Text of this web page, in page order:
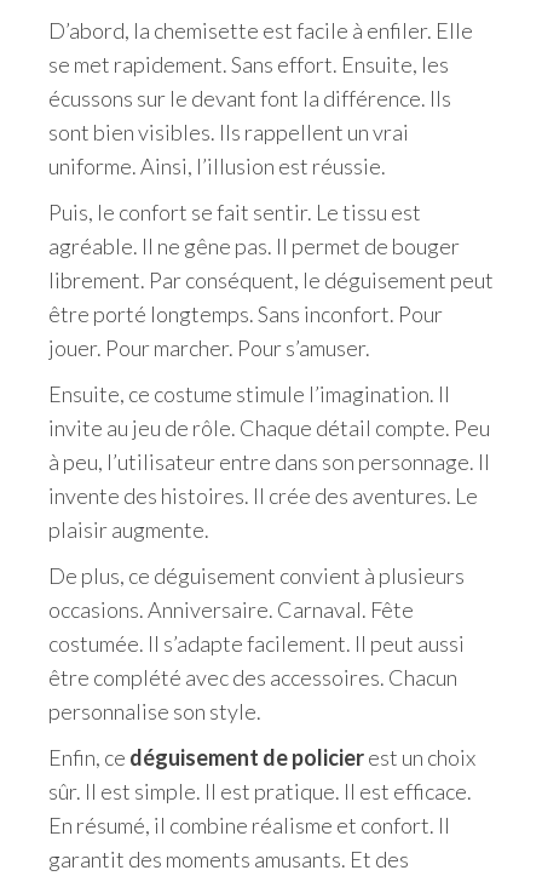
D’abord, la chemisette est facile à enfiler. Elle
se met rapidement. Sans effort. Ensuite, les
écussons sur le devant font la différence. Ils
sont bien visibles. Ils rappellent un vrai
uniforme. Ainsi, l’illusion est réussie.
Puis, le confort se fait sentir. Le tissu est
agréable. Il ne gêne pas. Il permet de bouger
librement. Par conséquent, le déguisement peut
être porté longtemps. Sans inconfort. Pour
jouer. Pour marcher. Pour s’amuser.
Ensuite, ce costume stimule l’imagination. Il
invite au jeu de rôle. Chaque détail compte. Peu
à peu, l’utilisateur entre dans son personnage. Il
invente des histoires. Il crée des aventures. Le
plaisir augmente.
De plus, ce déguisement convient à plusieurs
occasions. Anniversaire. Carnaval. Fête
costumée. Il s’adapte facilement. Il peut aussi
être complété avec des accessoires. Chacun
personnalise son style.
Enfin, ce déguisement de policierest un choix
sûr. Il est simple. Il est pratique. Il est efficace.
En résumé, il combine réalisme et confort. Il
garantit des moments amusants. Et des